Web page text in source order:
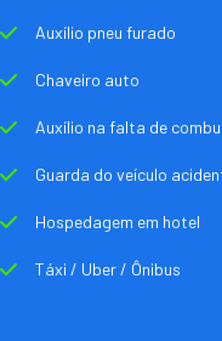
Auxílio pneu furado
Chaveiro auto
Auxílio na falta de
Guarda do veículo
Hospedagem em hotel
Táxi / Uber / Ônibus